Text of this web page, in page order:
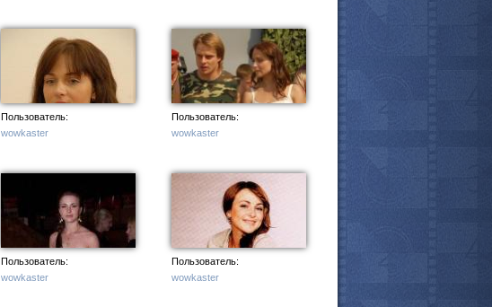
Пользователь:
wowkaster
Пользователь:
wowkaster
Пользователь:
wowkaster
Пользователь:
wowkaster